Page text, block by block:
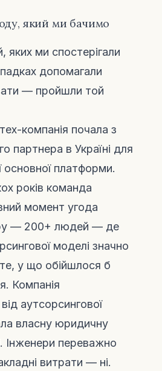
який ми бачимо
яких ми спостерігали
допомагали
— пройшли той
компанія почала з
партнера в Україні для
основної платформи.
років команда
момент угода
— 200+ людей — де
моделі значно
у що обійшлося б
Компанія
аутсорсингової
власну юридичну
Інженери переважно
витрати — ні.